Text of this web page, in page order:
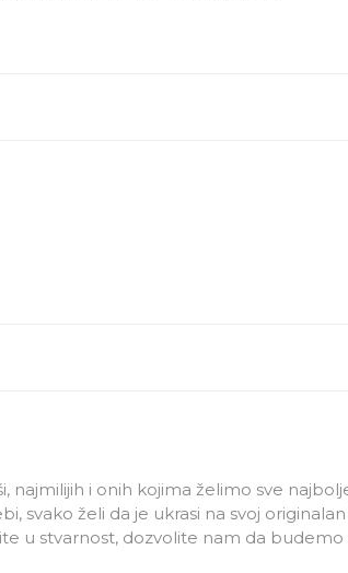
najmilijih i onih kojima želimo sve
svako želi da je ukrasi na svoj
u stvarnost, dozvolite nam da budemo
ili proslavite u velikom stilu. Da li je